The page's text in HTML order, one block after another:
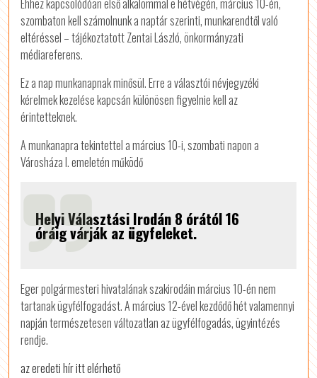
Ehhez kapcsolódóan első alkalommal e hétvégén, március 10-én,
szombaton kell számolnunk a naptár szerinti, munkarendtől való
eltéréssel – tájékoztatott Zentai László, önkormányzati
médiareferens.
Ez a nap munkanapnak minősül. Erre a választói névjegyzéki
kérelmek kezelése kapcsán különösen figyelnie kell az
érintetteknek.
A munkanapra tekintettel a március 10-i, szombati napon a
Városháza I. emeletén működő
Helyi Választási Irodán 8 órától 16
óráig várják az ügyfeleket.
Eger polgármesteri hivatalának szakirodáin március 10-én nem
tartanak ügyfélfogadást. A március 12-ével kezdődő hét valamennyi
napján természetesen változatlan az ügyfélfogadás, ügyintézés
rendje.
az eredeti hír itt elérhető